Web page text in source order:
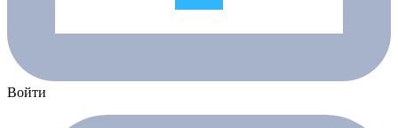
Войти